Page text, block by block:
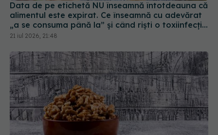
Data de pe etichetă NU înseamnă întotdeauna că
alimentul este expirat. Ce înseamnă cu adevărat
„a se consuma până la” și când riști o toxiinfecție
alimentară
21 iul 2026, 21:48